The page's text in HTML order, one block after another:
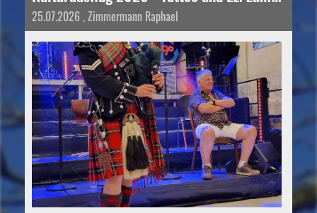
25.07.2026, Zimmermann Raphael